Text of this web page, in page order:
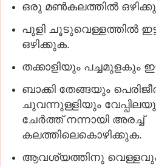
ഒരു മണ്‍കലത്തിൽ
പുളി ചൂടുവെള്ളത്തിൽ
ഒഴിക്കുക.
തക്കാളിയും പച്ചമുളകും
ബാക്കി തേങ്ങയും
ചുവന്നുള്ളിയും
ചേർത്ത് നന്നായി അരച്ച്‌
കലത്തിലെകൊഴിക്കുക.
ആവശ്യത്തിനു